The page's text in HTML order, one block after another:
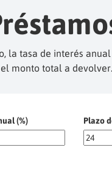
la tasa de interés
monto total a devolver.
(%) Plazo